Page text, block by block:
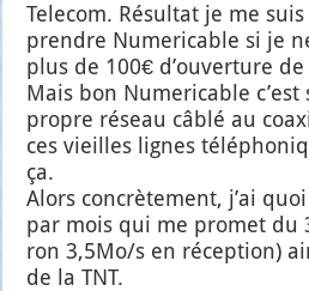
Tele­com. Résul­tat je me
prendre Nume­ri­cable si je
plus de 100€ d’ouverture
Mais bon Nume­ri­cable
propre réseau câblé au
ces vieilles lignes
ça.
Alors concrè­te­ment, j’ai quoi
par mois qui me pro­met du
ron 3,5Mo/s en récep­tion)
de la TNT.